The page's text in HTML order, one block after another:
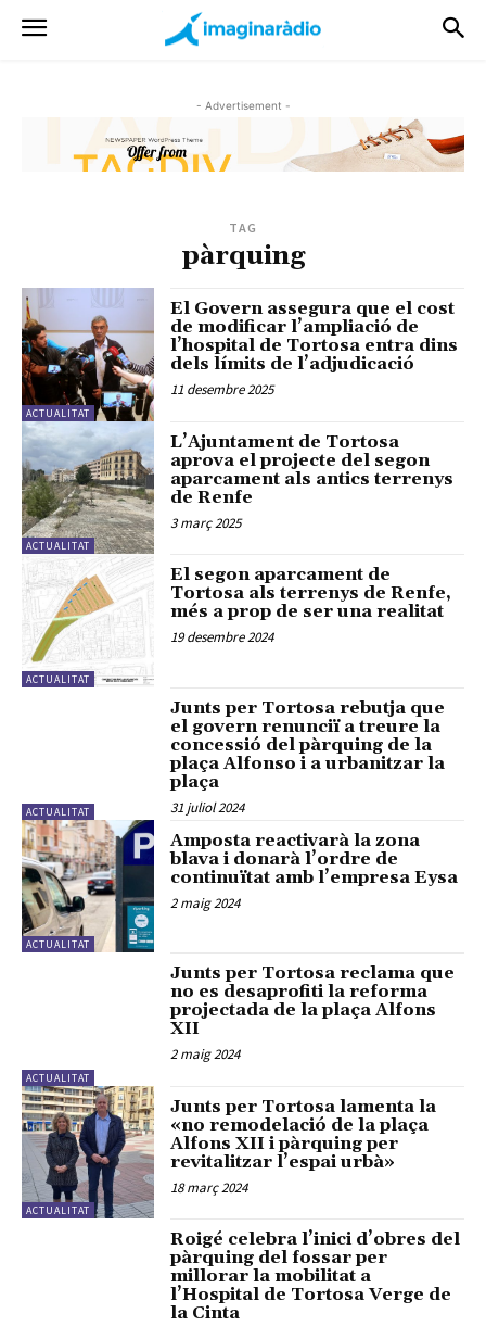
- Advertisement -
TAG
pàrquing
ACTUALITAT
El Govern assegura que el cost
de modificar l’ampliació de
l’hospital de Tortosa entra dins
dels límits de l’adjudicació
11 desembre 2025
ACTUALITAT
L’Ajuntament de Tortosa
aprova el projecte del segon
aparcament als antics terrenys
de Renfe
3 març 2025
ACTUALITAT
El segon aparcament de
Tortosa als terrenys de Renfe,
més a prop de ser una realitat
19 desembre 2024
ACTUALITAT
Junts per Tortosa rebutja que
el govern renunciï a treure la
concessió del pàrquing de la
plaça Alfonso i a urbanitzar la
plaça
31 juliol 2024
ACTUALITAT
Amposta reactivarà la zona
blava i donarà l’ordre de
continuïtat amb l’empresa Eysa
2 maig 2024
ACTUALITAT
Junts per Tortosa reclama que
no es desaprofiti la reforma
projectada de la plaça Alfons
XII
2 maig 2024
ACTUALITAT
Junts per Tortosa lamenta la
«no remodelació de la plaça
Alfons XII i pàrquing per
revitalitzar l’espai urbà»
18 març 2024
Roigé celebra l’inici d’obres del
pàrquing del fossar per
millorar la mobilitat a
l’Hospital de Tortosa Verge de
la Cinta